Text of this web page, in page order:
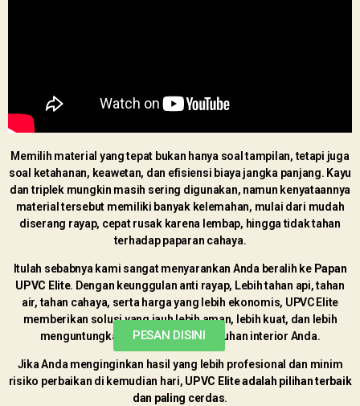
Memilih material yang tepat bukan hanya soal tampilan, tetapi juga
soal ketahanan, keawetan, dan efisiensi biaya jangka panjang. Kayu
dan triplek mungkin masih sering digunakan, namun kenyataannya
material tersebut memiliki banyak kelemahan, mulai dari mudah
diserang rayap, cepat rusak karena lembap, hingga tidak tahan
terhadap paparan cahaya.
Itulah sebabnya kami sangat menyarankan Anda beralih ke Papan
UPVC Elite. Dengan keunggulan anti rayap, Lebih tahan api, tahan
air, tahan cahaya, serta harga yang lebih ekonomis, UPVC Elite
memberikan solusi yang jauh lebih aman, lebih kuat, dan lebih
menguntungkan untuk semua kebutuhan interior Anda.
Jika Anda menginginkan hasil yang lebih profesional dan minim
risiko perbaikan di kemudian hari, UPVC Elite adalah pilihan terbaik
dan paling cerdas.
PESAN DISINI